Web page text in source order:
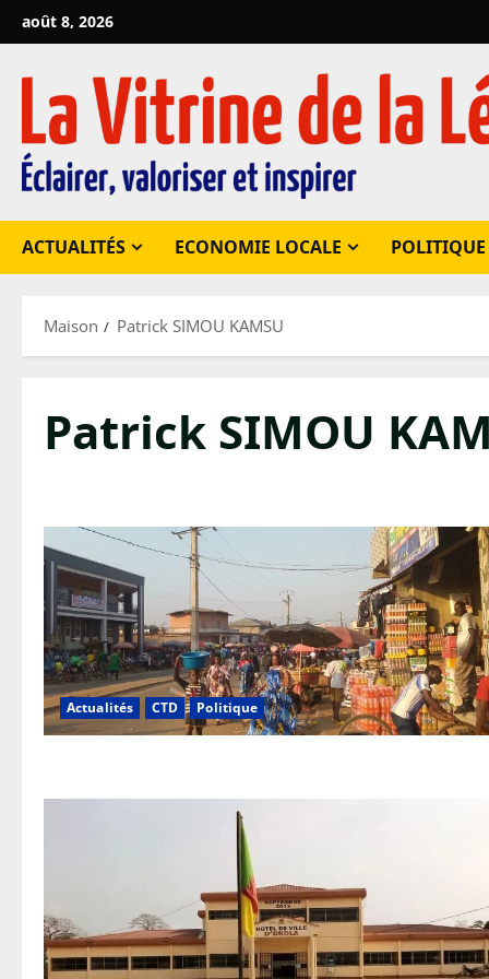
Passer
au
contenu
août 8, 2026
ACTUALITÉS ECONOMIE LOCALE POLITIQUE
Maison Patrick SIMOU KAMSU
Patrick SIMOU
Actualités CTD Politique